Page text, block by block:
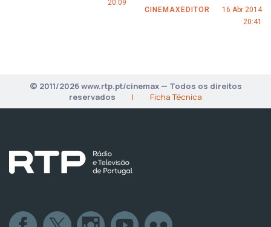
20:09
CINEMAXEDITOR
16 Abr 2014
20:41
© 2011/2026 www.rtp.pt/cinemax — Todos os direitos
reservados
| Ficha Técnica